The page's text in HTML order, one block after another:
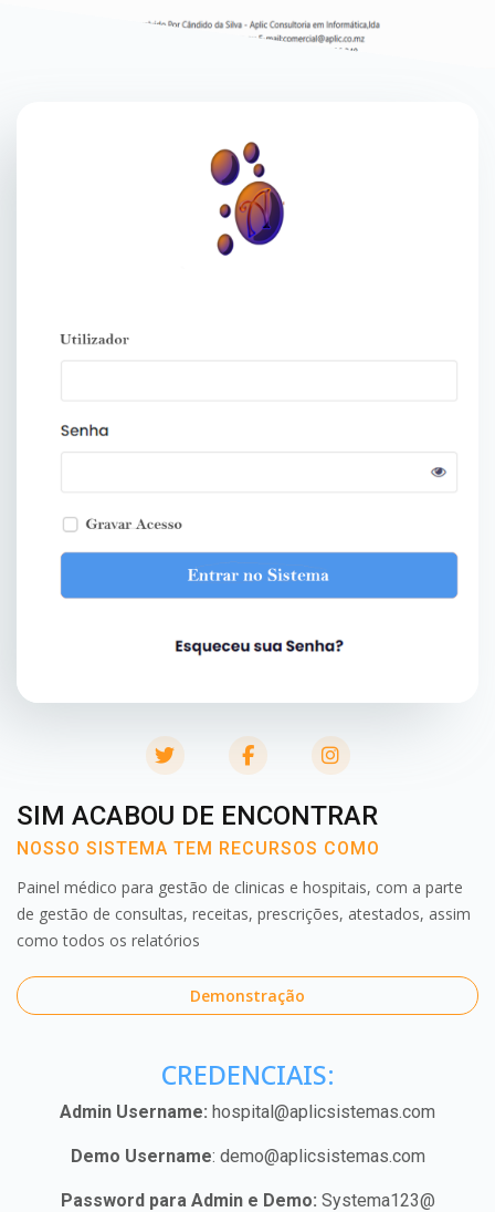
twitter facebookinstagram
SIM ACABOU DE ENCONTRAR
NOSSO SISTEMA TEM RECURSOS COMO
Painel médico para gestão de clinicas e hospitais, com a parte
de gestão de consultas, receitas, prescrições, atestados, assim
como todos os relatórios
Demonstração
CREDENCIAIS:
Admin Username: hospital@aplicsistemas.com
Demo Username: demo@aplicsistemas.com
Password para Admin e Demo: Systema123@